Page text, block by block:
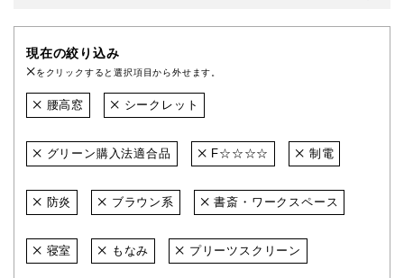
現在の絞り込み
をクリックすると選択項目から外せます。
腰高窓 シークレット
グリーン購入法適合品 F☆☆☆☆ 制電
防炎 ブラウン系 書斎・ワークスペース
寝室 もなみ プリーツスクリーン